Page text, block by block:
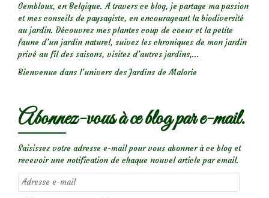
Gembloux, en Belgique. A travers ce blog, je partage ma passion
et mes conseils de paysagiste, en encourageant la biodiversité
au jardin. Découvrez mes plantes coup de coeur et la petite
faune d’un jardin naturel, suivez les chroniques de mon jardin
privé au fil des saisons, visitez d’autres jardins,...
Bienvenue dans l’univers des Jardins de Malorie
Abonnez-vous à ce blog par e-mail.
Saisissez votre adresse e-mail pour vous abonner à ce blog et
recevoir une notification de chaque nouvel article par email.
Adresse
e-